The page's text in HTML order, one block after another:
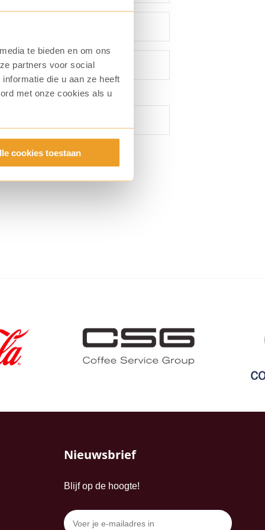
te bieden en om ons
partners voor social
die u aan ze heeft
met onze cookies als u
cookies toestaan
Nieuwsbrief
Blijf op de hoogte!